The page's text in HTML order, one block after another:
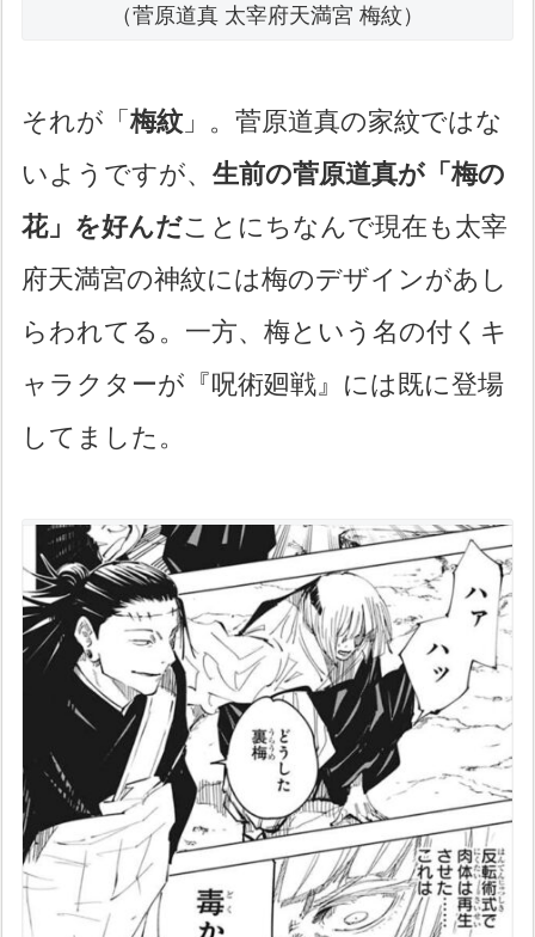
（菅原道真 太宰府天満宮 梅紋）
それが「梅紋 」。菅原道真の家紋ではな
いようですが、生前の菅原道真が「梅の
花」を好んだことにちなんで現在も太宰
府天満宮の神紋には梅のデザインがあし
らわれてる。一方、梅という名の付くキ
ャラクターが『呪術廻戦』には既に登場
してました。